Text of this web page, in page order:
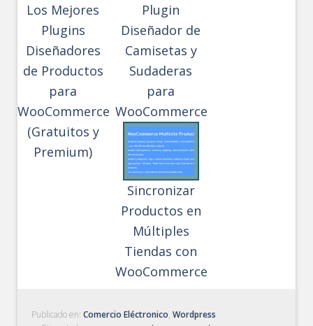
Los Mejores
Plugins
Diseñadores
de Productos
para
WooCommerce
(Gratuitos y
Premium)
Plugin
Diseñador de
Camisetas y
Sudaderas
para
WooCommerce
Sincronizar
Productos en
Múltiples
Tiendas con
WooCommerce
Publicado en:Comercio Eléctronico,Wordpress